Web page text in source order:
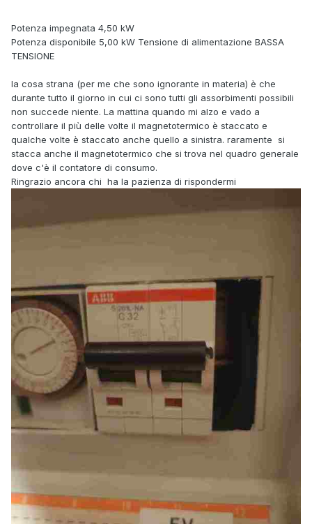
Potenza impegnata 4,50 kW
Potenza disponibile 5,00 kW Tensione di alimentazione BASSA
TENSIONE
la cosa strana (per me che sono ignorante in materia) è che
durante tutto il giorno in cui ci sono tutti gli assorbimenti possibili
non succede niente. La mattina quando mi alzo e vado a
controllare il più delle volte il magnetotermico è staccato e
qualche volte è staccato anche quello a sinistra. raramente si
stacca anche il magnetotermico che si trova nel quadro generale
dove c'è il contatore di consumo.
Ringrazio ancora chi ha la pazienza di rispondermi